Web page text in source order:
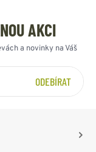
AKCI
a novinky na Váš
ODEBÍRAT